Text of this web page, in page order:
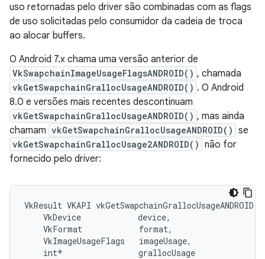
uso retornadas pelo driver são combinadas com as flags
de uso solicitadas pelo consumidor da cadeia de troca
ao alocar buffers.
O Android 7.x chama uma versão anterior de
VkSwapchainImageUsageFlagsANDROID() , chamada
vkGetSwapchainGrallocUsageANDROID() . O Android
8.0 e versões mais recentes descontinuam
vkGetSwapchainGrallocUsageANDROID() , mas ainda
chamam vkGetSwapchainGrallocUsageANDROID() se
vkGetSwapchainGrallocUsage2ANDROID() não for
fornecido pelo driver:
VkResult VKAPI vkGetSwapchainGrallocUsageANDROID(
    VkDevice            device,
    VkFormat            format,
    VkImageUsageFlags   imageUsage,
    int*                grallocUsage